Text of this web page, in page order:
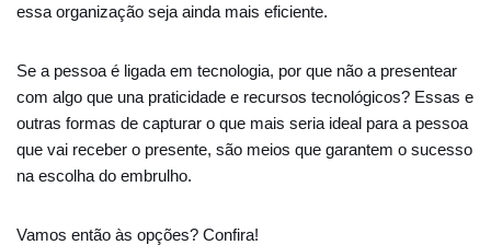
essa organização seja ainda mais eficiente.
Se a pessoa é ligada em tecnologia, por que não a presentear
com algo que una praticidade e recursos tecnológicos? Essas e
outras formas de capturar o que mais seria ideal para a pessoa
que vai receber o presente, são meios que garantem o sucesso
na escolha do embrulho.
Vamos então às opções? Confira!